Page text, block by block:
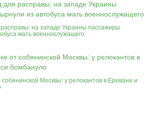
на западе Украины пассажиры
мать военнослужащего
Москвы: у релокантов в Ереване и